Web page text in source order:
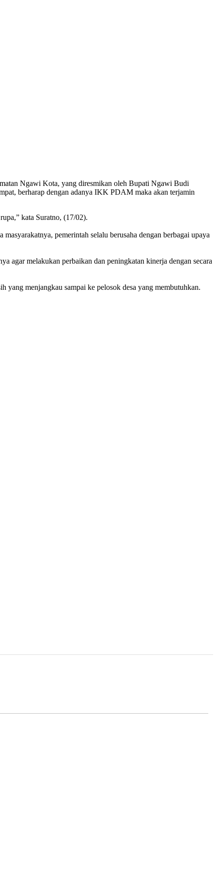
Ngawi Kota, yang diresmikan oleh Bupati Ngawi Budi
berharap dengan adanya IKK PDAM maka akan terjamin
kata Suratno, (17/02).
pemerintah selalu berusaha dengan berbagai upaya
agar melakukan perbaikan dan peningkatan kinerja dengan secara
yang menjangkau sampai ke pelosok desa yang membutuhkan.